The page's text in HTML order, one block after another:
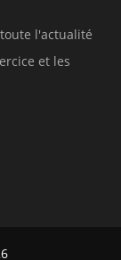
l'actualité
et les